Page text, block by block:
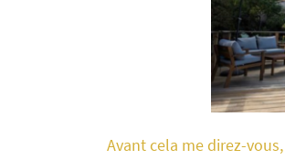
Avant cela me direz-